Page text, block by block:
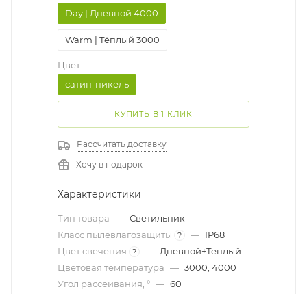
Day | Дневной 4000
Warm | Тёплый 3000
Цвет
сатин-никель
КУПИТЬ В 1 КЛИК
Рассчитать доставку
Хочу в подарок
Характеристики
Тип товара — Светильник
Класс пылевлагозащиты
? — IP68
Цвет свечения
? — Дневной+Теплый
Цветовая температура — 3000, 4000
Угол рассеивания, ° — 60